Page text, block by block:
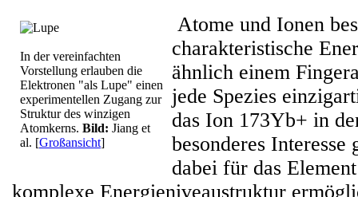
In der vereinfachten
Vorstellung erlauben die
Elektronen "als Lupe" einen
experimentellen Zugang zur
Struktur des winzigen
Atomkerns. Bild: Jiang et
al. [Großansicht]
Atome und Ionen
charakteristische
ähnlich einem
jede Spezies
das Ion 173Yb+ in
besonderes
dabei für das
komplexe Energieniveaustruktur